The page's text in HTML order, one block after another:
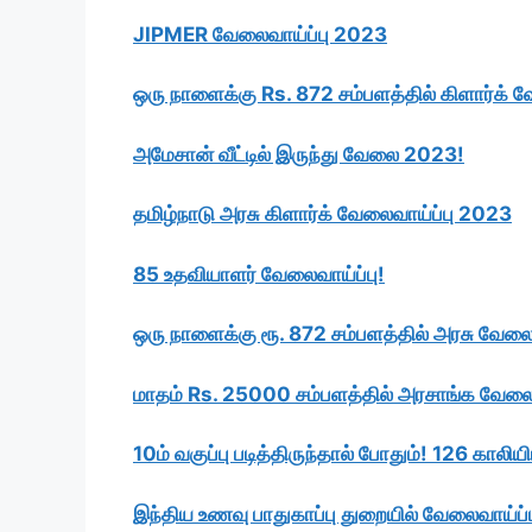
JIPMER வேலைவாய்ப்பு 2023
ஒரு நாளைக்கு Rs. 872 சம்பளத்தில் கிளார்க்
அமேசான் வீட்டில் இருந்து வேலை 2023!
தமிழ்நாடு அரசு கிளார்க் வேலைவாய்ப்பு 2023
85 உதவியாளர் வேலைவாய்ப்பு!
ஒரு நாளைக்கு ரூ. 872 சம்பளத்தில் அரசு
மாதம் Rs. 25000 சம்பளத்தில் அரசாங்க
10ம் வகுப்பு படித்திருந்தால் போதும்! 126
இந்திய உணவு பாதுகாப்பு துறையில்